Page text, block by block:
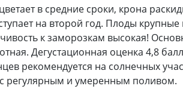
в средние сроки, крона
на второй год. Плоды крупные
к заморозкам высокая!
Дегустационная оценка 4,8
рекомендуется на солнечных
регулярным и умеренным поливом.